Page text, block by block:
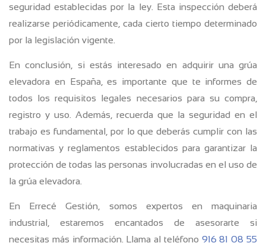
seguridad establecidas por la ley. Esta inspección deberá
realizarse periódicamente, cada cierto tiempo determinado
por la legislación vigente.
En conclusión, si estás interesado en adquirir una grúa
elevadora en España, es importante que te informes de
todos los requisitos legales necesarios para su compra,
registro y uso. Además, recuerda que la seguridad en el
trabajo es fundamental, por lo que deberás cumplir con las
normativas y reglamentos establecidos para garantizar la
protección de todas las personas involucradas en el uso de
la grúa elevadora.
En Errecé Gestión, somos expertos en maquinaria
industrial, estaremos encantados de asesorarte si
necesitas más información. Llama al teléfono 916 81 08 55